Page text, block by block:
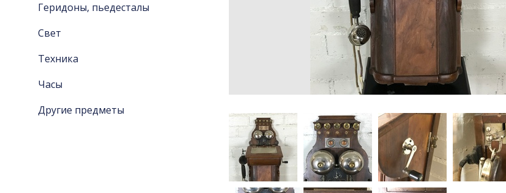
Геридоны, пьедесталы
Свет
Техника
Часы
Другие предметы